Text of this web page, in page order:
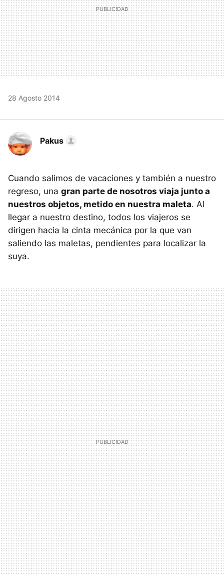
28 Agosto 2014
Pakus
Cuando salimos de vacaciones y también a nuestro
regreso, una gran parte de nosotros viaja junto a
nuestros objetos, metido en nuestra maleta. Al
llegar a nuestro destino, todos los viajeros se
dirigen hacia la cinta mecánica por la que van
saliendo las maletas, pendientes para localizar la
suya.